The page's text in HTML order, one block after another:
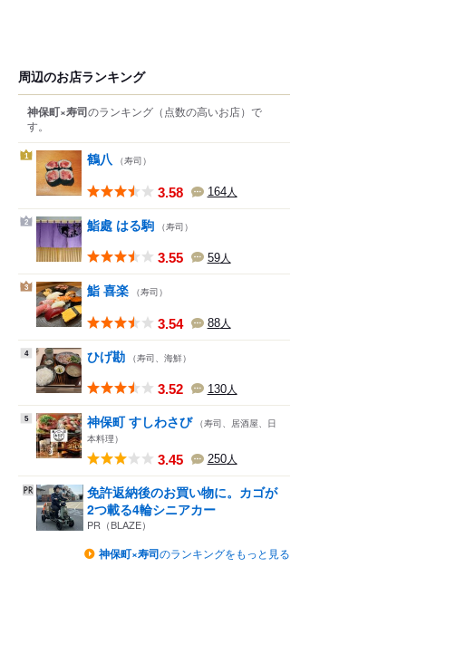
周辺のお店ランキング
神保町×寿司のランキング （点数の高いお店） で
す。
1 鶴八 （寿司）
3.58 164人
2 鮨處 はる駒 （寿司）
3.55 59人
3 鮨 喜楽 （寿司）
3.54 88人
4 ひげ勘 （寿司、海鮮）
3.52 130人
5 神保町 すしわさび （寿司、居酒屋、日
本料理）
3.45 250人
免許返納後のお買い物に。カゴが
2つ載る4輪シニアカー
PR（BLAZE）
神保町×寿司のランキングをもっと見る